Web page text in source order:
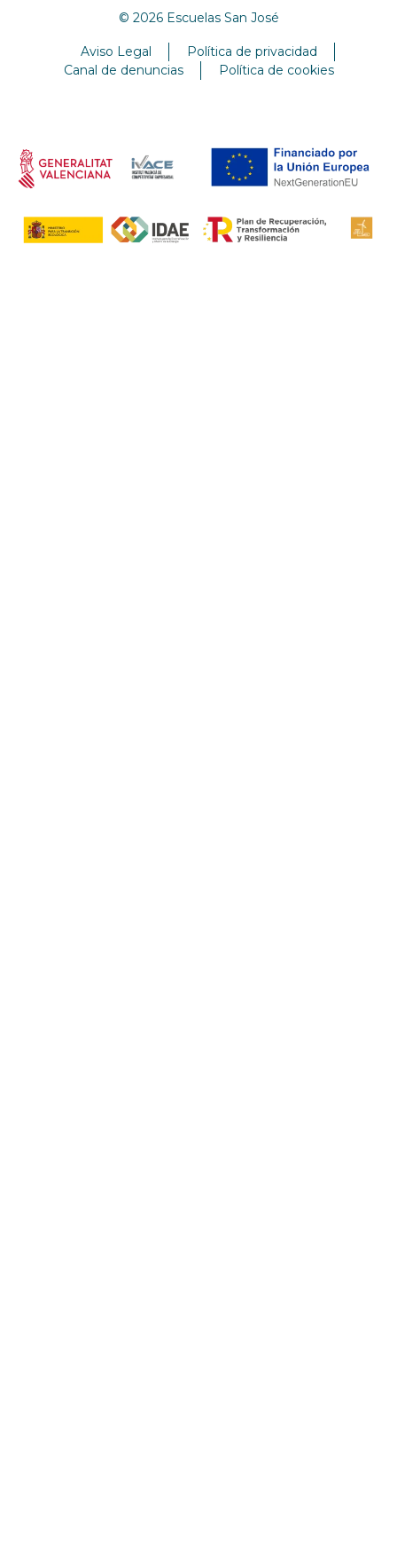
© 2026 Escuelas San José
Aviso Legal
Política de privacidad
Canal de denuncias
Política de cookies